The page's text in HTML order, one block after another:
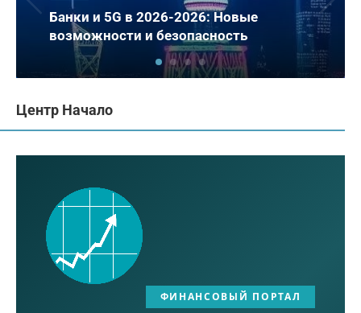
Банки и 5G в 2026-2026: Новые
возможности и безопасность
Центр Начало
ФИНАНСОВЫЙ ПОРТАЛ